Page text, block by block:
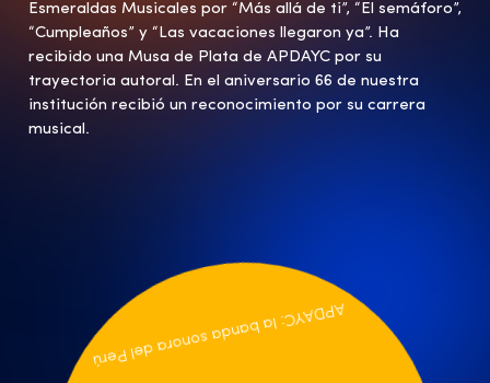
Esmeraldas Musicales por “Más allá de ti”, “El semáforo”,
“Cumpleaños” y “Las vacaciones llegaron ya”. Ha
recibido una Musa de Plata de APDAYC por su
trayectoria autoral. En el aniversario 66 de nuestra
institución recibió un reconocimiento por su carrera
musical.
APDAYC: la banda sonora del Perú